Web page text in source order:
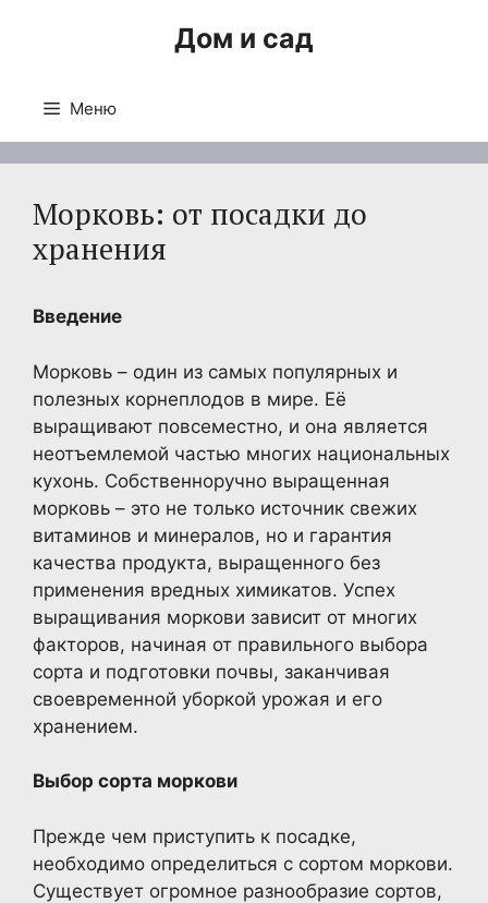
Дом и сад
Меню
Морковь: от посадки до
хранения
Введение
Морковь – один из самых популярных и
полезных корнеплодов в мире. Её
выращивают повсеместно, и она является
неотъемлемой частью многих национальных
кухонь. Собственноручно выращенная
морковь – это не только источник свежих
витаминов и минералов, но и гарантия
качества продукта, выращенного без
применения вредных химикатов. Успех
выращивания моркови зависит от многих
факторов, начиная от правильного выбора
сорта и подготовки почвы, заканчивая
своевременной уборкой урожая и его
хранением.
Выбор сорта моркови
Прежде чем приступить к посадке,
необходимо определиться с сортом моркови.
Существует огромное разнообразие сортов,